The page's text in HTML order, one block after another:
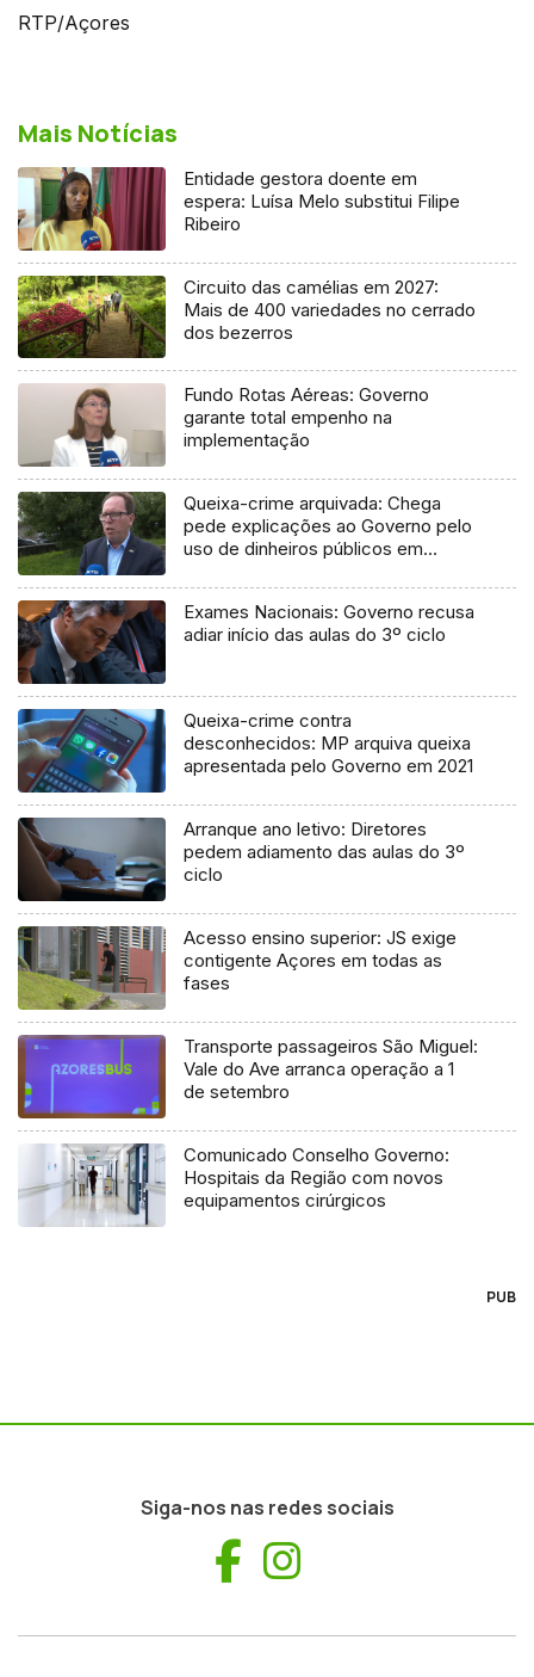
RTP/Açores
Mais Notícias
Entidade gestora doente em
espera: Luísa Melo substitui Filipe
Ribeiro
Circuito das camélias em 2027:
Mais de 400 variedades no cerrado
dos bezerros
Fundo Rotas Aéreas: Governo
garante total empenho na
implementação
Queixa-crime arquivada: Chega
pede explicações ao Governo pelo
uso de dinheiros públicos em
Exames Nacionais: Governo recusa
adiar início das aulas do 3º ciclo
Queixa-crime contra
desconhecidos: MP arquiva queixa
apresentada pelo Governo em 2021
Arranque ano letivo: Diretores
pedem adiamento das aulas do 3º
ciclo
Acesso ensino superior: JS exige
contigente Açores em todas as
fases
Transporte passageiros São Miguel:
Vale do Ave arranca operação a 1
de setembro
Comunicado Conselho Governo:
Hospitais da Região com novos
equipamentos cirúrgicos
PUB
Siga-nos nas redes sociais
Facebook